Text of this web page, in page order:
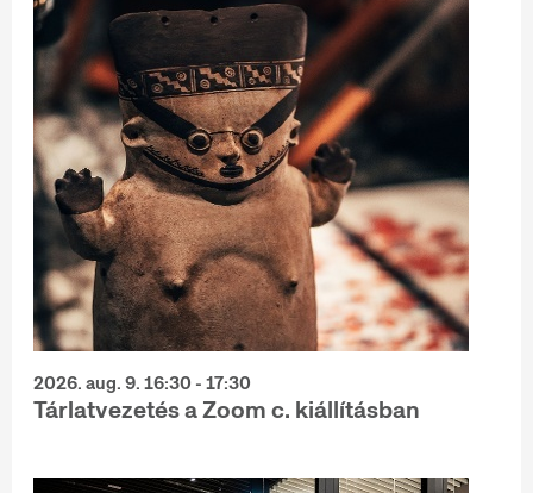
2026. aug. 9. 16:30 - 17:30
Tárlatvezetés a Zoom c. kiállításban